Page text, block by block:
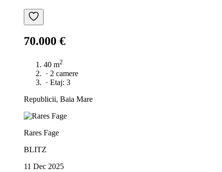
70.000 €
40 m2
· 2 camere
· Etaj: 3
Republicii, Baia Mare
Rares Fage
BLITZ
11 Dec 2025